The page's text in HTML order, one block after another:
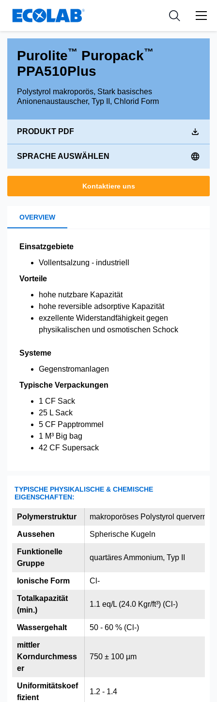
Resources
Applications
Medical Devices and Diagnostics
News & Events
Tools
Purolite™ Puropack™
PPA510Plus
Polystyrol makroporös, Stark basisches
Anionenaustauscher, Typ II, Chlorid Form
PRODUKT PDF
SPRACHE AUSWÄHLEN
Kontaktiere uns
OVERVIEW
Einsatzgebiete
Vollentsalzung - industriell
Vorteile
hohe nutzbare Kapazität
hohe reversible adsorptive Kapazität
exzellente Widerstandfähigkeit gegen
physikalischen und osmotischen Schock
Systeme
Gegenstromanlagen
Typische Verpackungen
1 CF Sack
25 L Sack
5 CF Papptrommel
1 M³ Big bag
42 CF Supersack
TYPISCHE PHYSIKALISCHE & CHEMISCHE
EIGENSCHAFTEN:
makroporöses Polystyrol
Spherische Kugeln
quartäres Ammonium, Typ II
Cl-
1.1 eq/L (24.0 Kgr/ft³) (Cl-)
50 - 60 % (Cl-)
750 ± 100 µm
1.2 - 1.4
Polymerstruktur
Aussehen
Funktionelle
Gruppe
Ionische Form
Totalkapazität
(min.)
Wassergehalt
mittler
Korndurchmess
er
Uniformitätskoef
fizient